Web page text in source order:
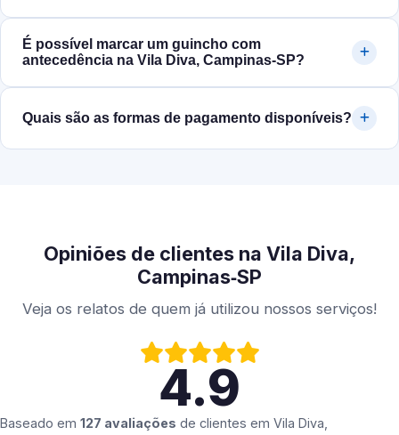
É possível marcar um guincho com
antecedência na Vila Diva, Campinas‑SP?
Quais são as formas de pagamento disponíveis?
Opiniões de clientes na Vila Diva,
Campinas‑SP
Veja os relatos de quem já utilizou nossos serviços!
4.9
Baseado em 127 avaliações de clientes em Vila Diva,